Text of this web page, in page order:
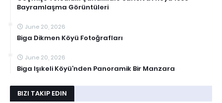
Bayramlaşma Görüntüleri
June 20, 2026
Biga Dikmen Köyü Fotoğrafları
June 20, 2026
Biga Işıkeli Köyü’nden Panoramik Bir Manzara
BIZI TAKIP EDIN